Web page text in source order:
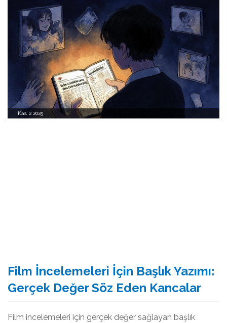
Kas, 2 2025
Film İncelemeleri İçin Başlık Yazımı:
Gerçek Değer Söz Eden Kancalar
Film incelemeleri için gerçek değer sağlayan başlık